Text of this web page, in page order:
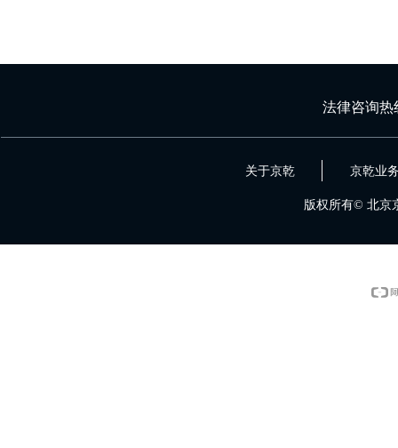
法律咨询热
版权所有© 北京
关于京乾 京乾业